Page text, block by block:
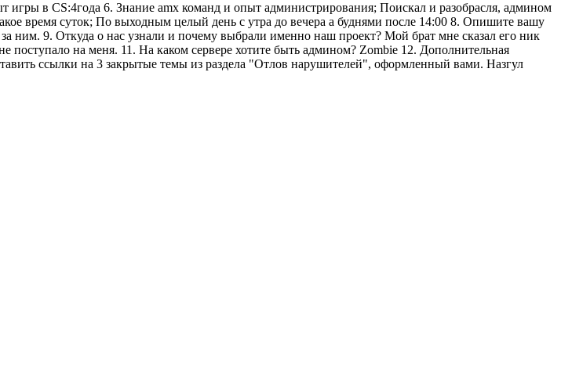
в CS:4года 6. Знание amx команд и опыт администрирования; Поискал и разобрасля, админом
время суток; По выходным целый день с утра до вечера а буднями после 14:00 8. Опишите вашу
ним. 9. Откуда о нас узнали и почему выбрали именно наш проект? Мой брат мне сказал его ник
на меня. 11. На каком сервере хотите быть админом? Zombie 12. Дополнительная
ссылки на 3 закрытые темы из раздела "Отлов нарушителей", оформленный вами. Назгул